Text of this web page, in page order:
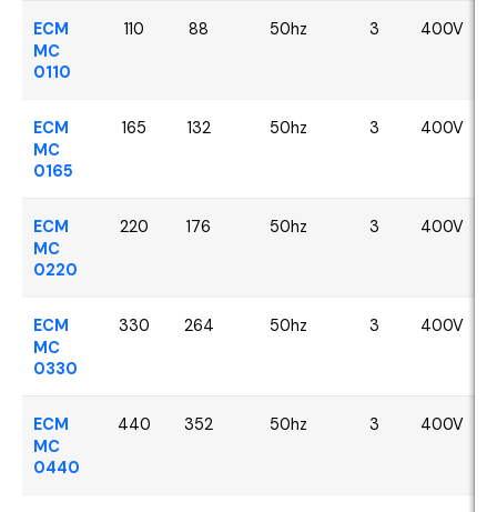
ECM
MC
0110
110 88 50hz 3 400V
ECM
MC
0165
165 132 50hz 3 400V
ECM
MC
0220
220 176 50hz 3 400V
ECM
MC
0330
330 264 50hz 3 400V
ECM
MC
0440
440 352 50hz 3 400V